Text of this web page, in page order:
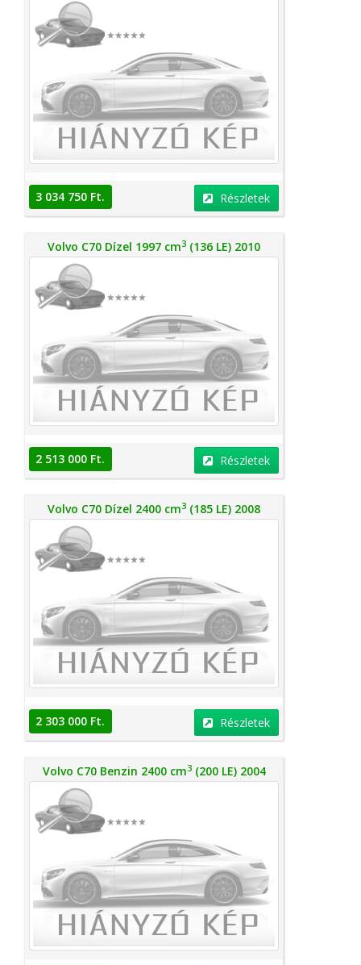
3 034 750 Ft. Részletek
Volvo C70 Dízel 1997 cm3 (136 LE) 2010
2 513 000 Ft. Részletek
Volvo C70 Dízel 2400 cm3 (185 LE) 2008
2 303 000 Ft. Részletek
Volvo C70 Benzin 2400 cm3(200 LE) 2004